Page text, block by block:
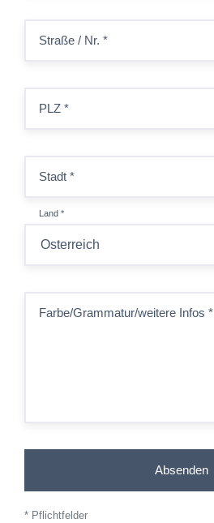
Straße / Nr. *
PLZ *
Stadt *
Land *
Farbe/Grammatur/weitere Infos *
Absenden
* Pflichtfelder